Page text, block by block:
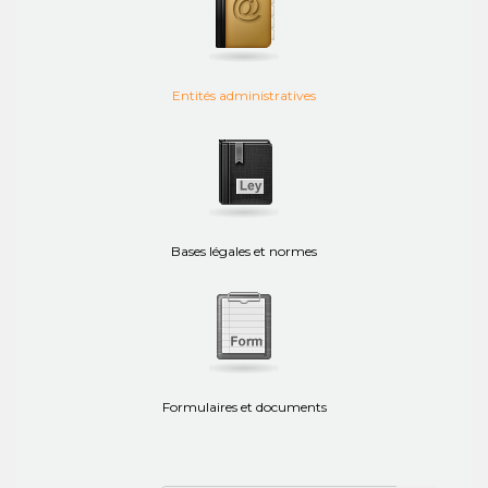
Entités administratives
Bases légales et normes
Formulaires et documents